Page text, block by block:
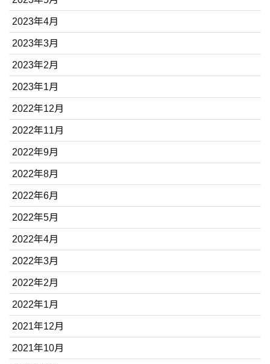
2023年4月
2023年3月
2023年2月
2023年1月
2022年12月
2022年11月
2022年9月
2022年8月
2022年6月
2022年5月
2022年4月
2022年3月
2022年2月
2022年1月
2021年12月
2021年10月